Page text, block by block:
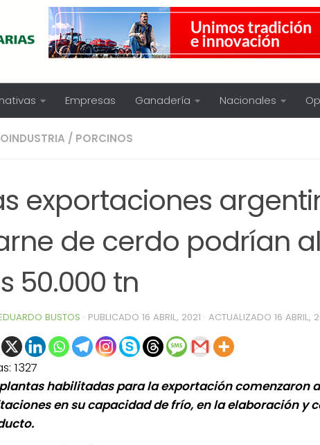
Empresas Ganadería Nacionales
/ PORCINOS
exportaciones
de cerdo podrían
50.000 tn
BUSTOS · PUBLICADO 16 ABRIL, 2021 · ACTUALIZADO 16 ABRIL,
1327
habilitadas para la exportación comenzaron
en su capacidad de frío, en la elaboración y